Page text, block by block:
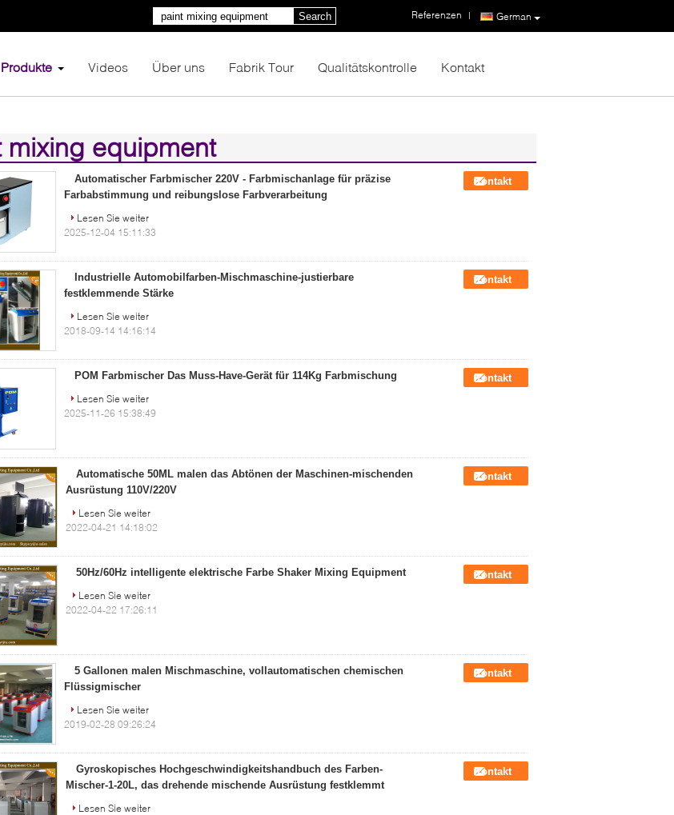
German
Referenzen |
Search
Produkte Videos Über uns Fabrik Tour Qualitätskontrolle Kontakt
mixing equipment
Automatischer Farbmischer 220V - Farbmischanlage für präzise
Farbabstimmung und reibungslose Farbverarbeitung
Kontakt
Lesen Sie weiter
2025-12-04 15:11:33
Industrielle Automobilfarben-Mischmaschine-justierbare
festklemmende Stärke
Kontakt
Lesen Sie weiter
2018-09-14 14:16:14
POM Farbmischer Das Muss-Have-Gerät für 114Kg Farbmischung
Kontakt
Lesen Sie weiter
2025-11-26 15:38:49
Automatische 50ML malen das Abtönen der Maschinen-mischenden
Ausrüstung 110V/220V
Kontakt
Lesen Sie weiter
2022-04-21 14:18:02
50Hz/60Hz intelligente elektrische Farbe Shaker Mixing Equipment
Kontakt
Lesen Sie weiter
2022-04-22 17:26:11
5 Gallonen malen Mischmaschine, vollautomatischen chemischen
Flüssigmischer
Kontakt
Lesen Sie weiter
2019-02-28 09:26:24
Gyroskopisches Hochgeschwindigkeitshandbuch des Farben-
Mischer-1-20L, das drehende mischende Ausrüstung festklemmt
Kontakt
Lesen Sie weiter